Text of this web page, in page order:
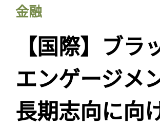
金融
【国際】ブ
エンゲージメ
長期志向に向